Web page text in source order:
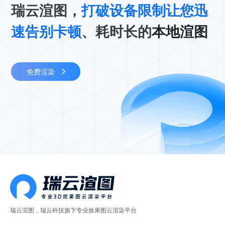
瑞云渲图，打破设备限制让您迅
速告别卡顿、耗时长的本地渲图
免费渲染
瑞云渲图，瑞云科技旗下专业效果图云渲染平台